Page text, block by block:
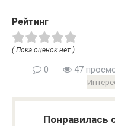
Рейтинг
( Пока оценок нет )
0 47
Понравилась